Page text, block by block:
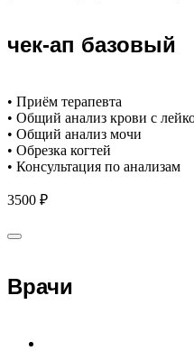
чек-ап базовый
• Приём терапевта
• Общий анализ крови с
• Общий анализ мочи
• Обрезка когтей
• Консультация по анализам
3500 ₽
Врачи